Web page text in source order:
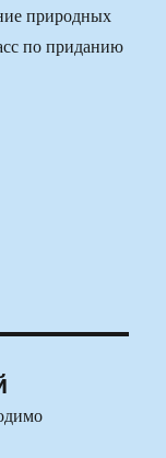
природных
по приданию